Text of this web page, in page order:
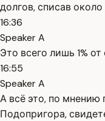
долгов, списав
16:36
Speaker A
Это всего лишь 1%
16:55
Speaker A
А всё это, по мнению
Подопригора,